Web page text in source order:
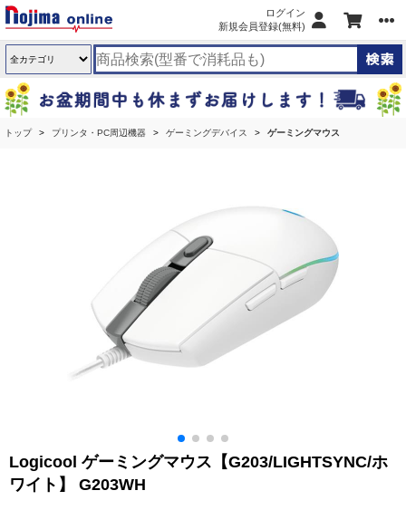
ログイン
新規会員登録(無料)
トップ プリンタ・PC周辺機器 ゲーミングデバイス ゲーミングマウス
Logicool ゲーミングマウス【G203/LIGHTSYNC/ホ
ワイト】 G203WH